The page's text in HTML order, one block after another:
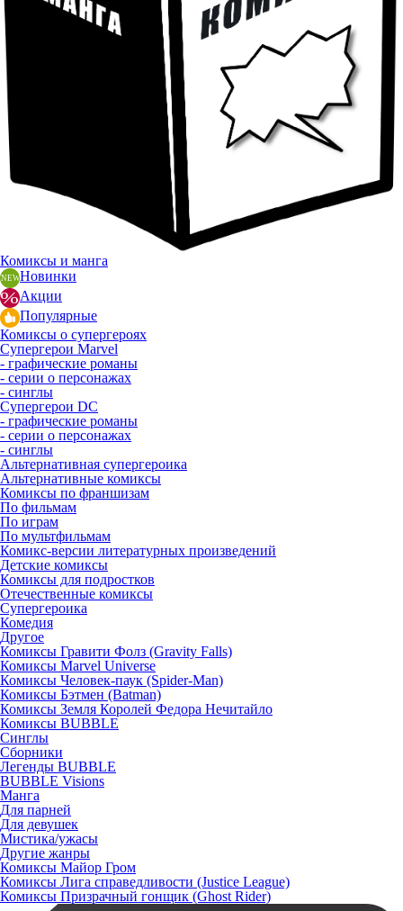
Комиксы и манга
Новинки
Акции
Популярные
Комиксы о супергероях
Супергерои Marvel
- графические романы
- серии о персонажах
- синглы
Супергерои DC
- графические романы
- серии о персонажах
- синглы
Альтернативная супергероика
Альтернативные комиксы
Комиксы по франшизам
По фильмам
По играм
По мультфильмам
Комикс-версии литературных произведений
Детские комиксы
Комиксы для подростков
Отечественные комиксы
Супергероика
Комедия
Другое
Комиксы Гравити Фолз (Gravity Falls)
Комиксы Marvel Universe
Комиксы Человек-паук (Spider-Man)
Комиксы Бэтмен (Batman)
Комиксы Земля Королей Федора Нечитайло
Комиксы BUBBLE
Синглы
Сборники
Легенды BUBBLE
BUBBLE Visions
Манга
Для парней
Для девушек
Мистика/ужасы
Другие жанры
Комиксы Майор Гром
Комиксы Лига справедливости (Justice League)
Комиксы Призрачный гонщик (Ghost Rider)